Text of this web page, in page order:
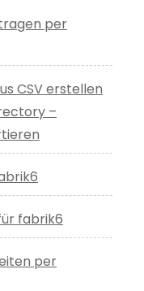
per
CSV erstellen
–
fabrik6
per